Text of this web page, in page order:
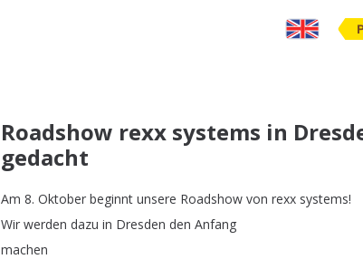
Roadshow rexx systems in
gedacht
Am 8. Oktober beginnt unsere Roadshow von rexx systems!
Wir werden dazu in Dresden den Anfang
machen